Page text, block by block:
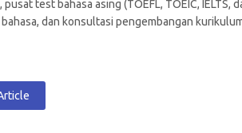
test bahasa asing (TOEFL, TOEIC,
dan konsultasi pengembangan